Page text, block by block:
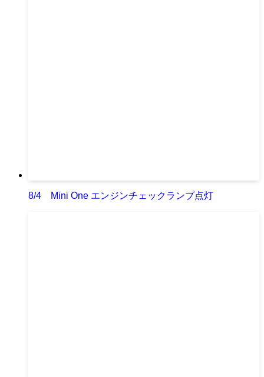
8/4 Mini One エンジンチェックランプ点灯